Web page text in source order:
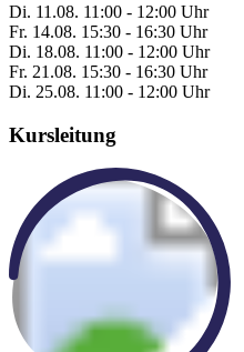
Di. 11.08. 11:00 - 12:00 Uhr
Fr. 14.08. 15:30 - 16:30 Uhr
Di. 18.08. 11:00 - 12:00 Uhr
Fr. 21.08. 15:30 - 16:30 Uhr
Di. 25.08. 11:00 - 12:00 Uhr
Kursleitung